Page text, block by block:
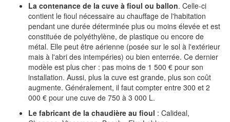
La contenance de la cuve à fioul ou ballon. Celle-ci
contient le fioul nécessaire au chauffage de l'habitation
pendant une durée déterminée plus ou moins élevée et est
constituée de polyéthylène, de plastique ou encore de
métal. Elle peut être aérienne (posée sur le sol à l'extérieur
mais à l'abri des intempéries) ou bien enterrée. Ce dernier
modèle est plus cher : pas moins de 1 500 € pour son
installation. Aussi, plus la cuve est grande, plus son coût
augmente. Généralement, il faut compter entre 300 et 2
000 € pour une cuve de 750 à 3 000 L.
Le fabricant de la chaudière au fioul : Calideal,